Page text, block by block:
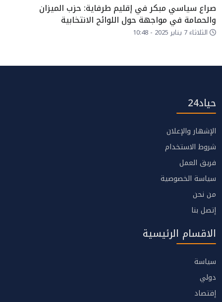
صراع سياسي مبكر في إقليم طرفاية: حزب الميزان
والحمامة في مواجهة حول اللوائح الانتخابية
الثلاثاء 7 يناير 2025 - 10:48
حياد24
الإشهار والإعلان
شروط الاستخدام
فريق العمل
سياسة الخصوصية
من نحن
إتصل بنا
الاقسام الرئيسية
سياسة
دولي
إقتصاد